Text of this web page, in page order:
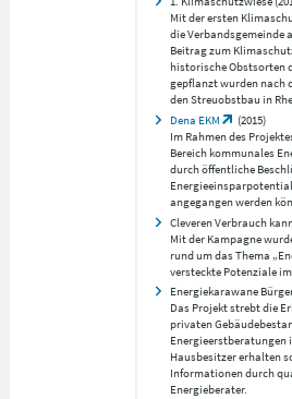
Mit der ersten
die Verbandsgemeinde
Beitrag zum
historische Obstsorten
gepflanzt wurden nach
den Streuobstbau in
Dena EKM
(2015)
Im Rahmen des
Bereich kommunales
durch öffentliche
angegangen werden
Cleveren Verbrauch
Mit der Kampagne
rund um das Thema
versteckte Potenziale
Energiekarawane
Das Projekt strebt die
privaten
Energieerstberatungen
Hausbesitzer erhalten
Informationen durch
Energieberater.